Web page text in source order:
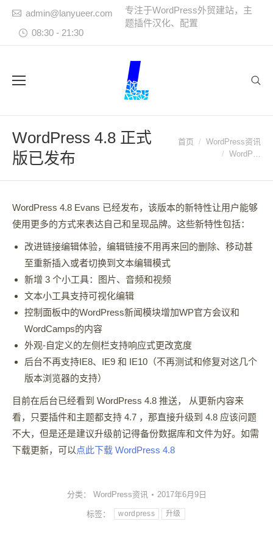
admin@lanyueer.com
08:30 - 21:30
专注于WordPress外贸建站，主
题插件汉化、配置
WordPress 4.8 正式
版已发布
您在这里：
首页
WordPress资讯
WordP…
WordPress 4.8 Evans 已经发布，该版本的新特性让用户能够
使用更多的方式来表达自己和呈现品牌。这些新特性包括：
改进链接编辑体验，编辑链接不用再来回的删除、移动甚
至重新插入或者切换到文本编辑模式
新增 3 个小工具：图片、音频和视频
文本小工具支持可视化编辑
控制面板中的WordPress新闻模块增加WP官方会议和
WordCamps的内容
外观-自定义的左侧栏支持响应式更改宽度
后台不再支持IE8、IE9 和 IE10（不再测试和修复对这几个
版本浏览器的支持）
目前在后台已经看到 WordPress 4.8 推送， 从更新内容来
看，只要插件和主题都支持 4.7 ，那直接升级到 4.8 应该问题
不大，但是还是建议升级前记得备份数据库和文件为好。如需
下载更新，可以 点此下载 WordPress 4.8
分类： WordPress资讯 2017年6月9日
标签： wordpress 升级